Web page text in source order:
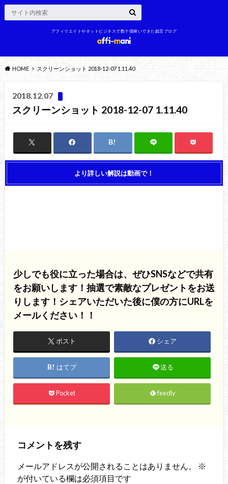
アフィリエイトやネットビジネスで数十億稼いできた戯言ブログ
HOME スクリーンショット 2018-12-07 1.11.40
2018.12.07
スクリーンショット 2018-12-07 1.11.40
より詳しい解説は動画で！
少しでも役に立った場合は、ぜひSNSなどで共有
をお願いします！抽選で素敵なプレゼントをお送
りします！シェアいただいた後に僕の方にURLを
メールください！！
ポスト シェア
はてブ 送る
Pocket feedly
コメントを残す
メールアドレスが公開されることはありません。
※
が付いている欄は必須項目です